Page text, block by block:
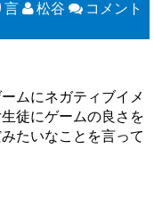
言 松谷
コメント
ムにネガティブイメ
徒にゲームの良さを
たいなことを言って